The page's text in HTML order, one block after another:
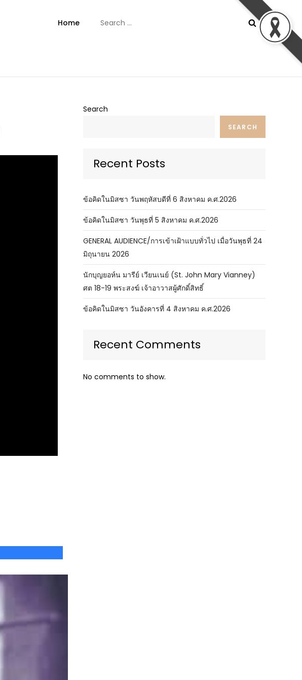
Home
for:
Search
SEARCH
Recent Posts
ข้อคิดในมิสซา วันพฤหัสบดีที่ 6 สิงหาคม ค.ศ.2026
ข้อคิดในมิสซา วันพุธที่ 5 สิงหาคม ค.ศ.2026
GENERAL AUDIENCE/การเข้าเฝ้าแบบทั่วไป เมื่อวันพุธที่ 24
มิถุนายน 2026
นักบุญยอห์น มารีย์ เวียนเนย์ (St. John Mary Vianney)
ศต 18-19 พระสงฆ์ เจ้าอาวาสผู้ศักดิ์สิทธิ์
ข้อคิดในมิสซา วันอังคารที่ 4 สิงหาคม ค.ศ.2026
Recent Comments
No comments to show.